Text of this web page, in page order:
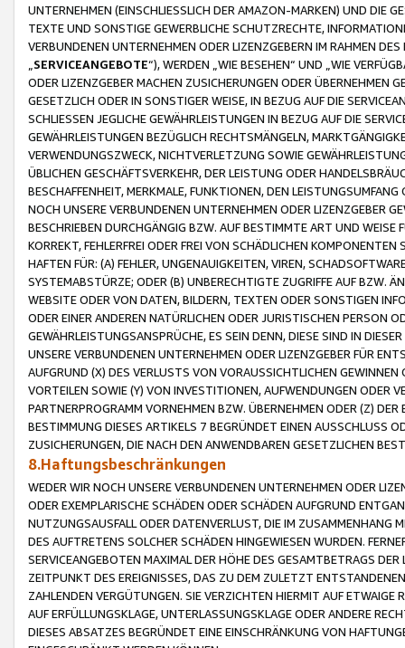
UNTERNEHMEN (EINSCHLIESSLICH DER AMAZON-MARKEN) UND DIE
TEXTE UND SONSTIGE GEWERBLICHE SCHUTZRECHTE,
VERBUNDENEN UNTERNEHMEN ODER LIZENZGEBERN IM RAHMEN
SERVICEANGEBOTE“), WERDEN „WIE BESEHEN“ UND „WIE
ODER LIZENZGEBER MACHEN ZUSICHERUNGEN ODER ÜBERNEHMEN
GESETZLICH ODER IN SONSTIGER WEISE, IN BEZUG AUF DIE
SCHLIESSEN JEGLICHE GEWÄHRLEISTUNGEN IN BEZUG AUF DIE
GEWÄHRLEISTUNGEN BEZÜGLICH RECHTSMÄNGELN,
VERWENDUNGSZWECK, NICHTVERLETZUNG SOWIE
ÜBLICHEN GESCHÄFTSVERKEHR, DER LEISTUNG ODER
BESCHAFFENHEIT, MERKMALE, FUNKTIONEN, DEN
NOCH UNSERE VERBUNDENEN UNTERNEHMEN ODER LIZENZGEBER
BESCHRIEBEN DURCHGÄNGIG BZW. AUF BESTIMMTE ART UND
KORREKT, FEHLERFREI ODER FREI VON SCHÄDLICHEN
HAFTEN FÜR: (A) FEHLER, UNGENAUIGKEITEN, VIREN,
SYSTEMABSTÜRZE; ODER (B) UNBERECHTIGTE ZUGRIFFE AUF BZW.
WEBSITE ODER VON DATEN, BILDERN, TEXTEN ODER SONSTIGEN
ODER EINER ANDEREN NATÜRLICHEN ODER JURISTISCHEN PERSON
GEWÄHRLEISTUNGSANSPRÜCHE, ES SEIN DENN, DIESE SIND IN
UNSERE VERBUNDENEN UNTERNEHMEN ODER LIZENZGEBER FÜR
AUFGRUND (X) DES VERLUSTS VON VORAUSSICHTLICHEN
VORTEILEN SOWIE (Y) VON INVESTITIONEN, AUFWENDUNGEN ODER
PARTNERPROGRAMM VORNEHMEN BZW. ÜBERNEHMEN ODER (Z)
BESTIMMUNG DIESES ARTIKELS 7 BEGRÜNDET EINEN AUSSCHLUSS
ZUSICHERUNGEN, DIE NACH DEN ANWENDBAREN GESETZLICHEN
8.Haftungsbeschränkungen
WEDER WIR NOCH UNSERE VERBUNDENEN UNTERNEHMEN ODER
ODER EXEMPLARISCHE SCHÄDEN ODER SCHÄDEN AUFGRUND
NUTZUNGSAUSFALL ODER DATENVERLUST, DIE IM ZUSAMMENHANG
DES AUFTRETENS SOLCHER SCHÄDEN HINGEWIESEN WURDEN.
SERVICEANGEBOTEN MAXIMAL DER HÖHE DES GESAMTBETRAGS
ZEITPUNKT DES EREIGNISSES, DAS ZU DEM ZULETZT
ZAHLENDEN VERGÜTUNGEN. SIE VERZICHTEN HIERMIT AUF
AUF ERFÜLLUNGSKLAGE, UNTERLASSUNGSKLAGE ODER ANDERE
DIESES ABSATZES BEGRÜNDET EINE EINSCHRÄNKUNG VON